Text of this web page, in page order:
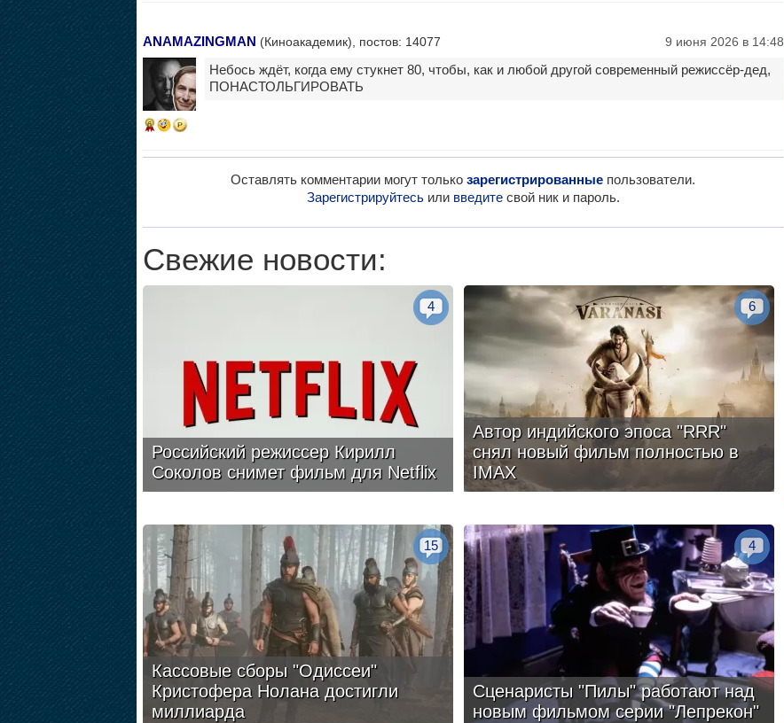
ANAMAZINGMAN (Киноакадемик), постов: 14077 9 июня 2026 в 14:48
6
Небось ждёт, когда ему стукнет 80, чтобы, как и любой другой современный режиссёр-дед,
ПОНАСТОЛЬГИРОВАТЬ
Оставлять комментарии могут только зарегистрированные пользователи.
Зарегистрируйтесьили введитесвой ник и пароль.
Свежие новости:
Российский режиссер Кирилл
Соколов снимет фильм для Netflix
4
Автор индийского эпоса "RRR"
снял новый фильм полностью в
IMAX
6
Кассовые сборы "Одиссеи"
Кристофера Нолана достигли
миллиарда
15
Сценаристы "Пилы" работают над
новым фильмом серии "Лепрекон"
4